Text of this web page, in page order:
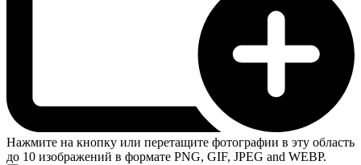
Нажмите на кнопку или перетащите фотографии в эту область
до 10 изображений в формате PNG, GIF, JPEG and WEBP.